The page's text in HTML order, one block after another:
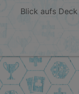
Blick aufs